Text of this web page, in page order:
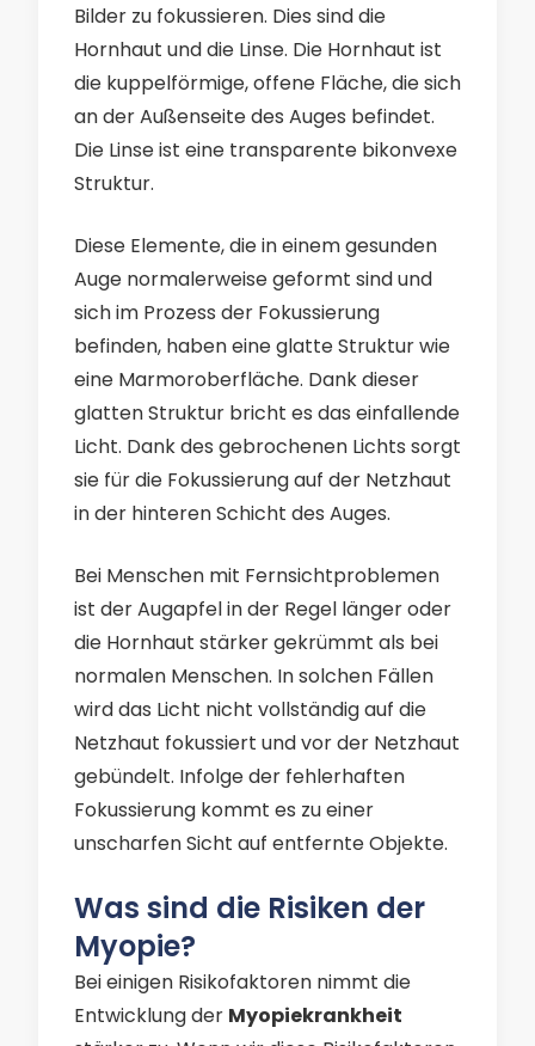
Bilder zu fokussieren. Dies sind die
Hornhaut und die Linse. Die Hornhaut ist
die kuppelförmige, offene Fläche, die sich
an der Außenseite des Auges befindet.
Die Linse ist eine transparente bikonvexe
Struktur.
Diese Elemente, die in einem gesunden
Auge normalerweise geformt sind und
sich im Prozess der Fokussierung
befinden, haben eine glatte Struktur wie
eine Marmoroberfläche. Dank dieser
glatten Struktur bricht es das einfallende
Licht. Dank des gebrochenen Lichts sorgt
sie für die Fokussierung auf der Netzhaut
in der hinteren Schicht des Auges.
Bei Menschen mit Fernsichtproblemen
ist der Augapfel in der Regel länger oder
die Hornhaut stärker gekrümmt als bei
normalen Menschen. In solchen Fällen
wird das Licht nicht vollständig auf die
Netzhaut fokussiert und vor der Netzhaut
gebündelt. Infolge der fehlerhaften
Fokussierung kommt es zu einer
unscharfen Sicht auf entfernte Objekte.
Was sind die Risiken der
Myopie?
Bei einigen Risikofaktoren nimmt die
Entwicklung der Myopiekrankheit